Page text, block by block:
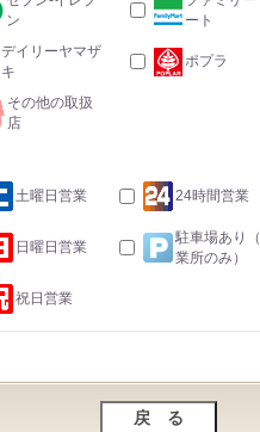
ン
ート
デイリーヤマザ
キ
ポプラ
その他の取扱
店
土曜日営業 24時間営業
日曜日営業
駐車場あり
業所のみ）
祝日営業